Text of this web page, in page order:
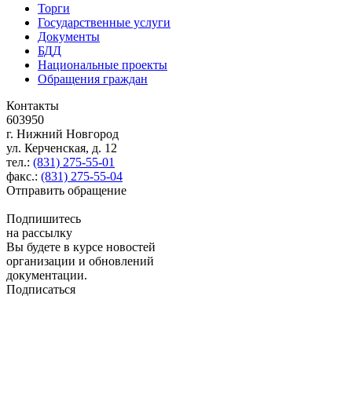
Торги
Государственные услуги
Документы
БДД
Национальные проекты
Обращения граждан
Контакты
603950
г. Нижний Новгород
ул. Керченская, д. 12
тел.: (831) 275-55-01
факс.: (831) 275-55-04
Отправить обращение
Подпишитесь
на рассылку
Вы будете в курсе новостей
организации и обновлений
документации.
Подписаться